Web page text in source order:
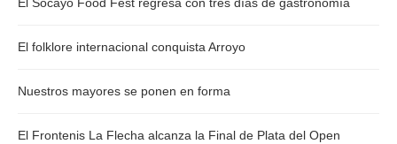
El folklore internacional conquista Arroyo
Nuestros mayores se ponen en forma
El Frontenis La Flecha alcanza la Final de Plata del Open